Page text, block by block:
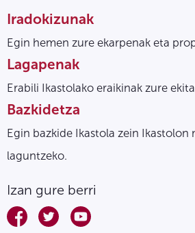
Iradokizunak
Egin hemen zure ekarpenak eta
Lagapenak
Erabili Ikastolako eraikinak zure
Bazkidetza
Egin bazkide Ikastola zein Ikastolon
laguntzeko.
Izan gure berri